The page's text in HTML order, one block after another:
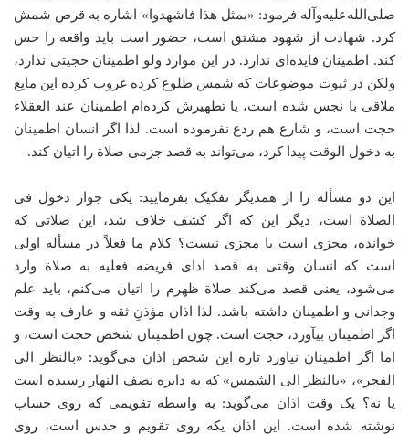
صلی‌الله‌علیه‌وآله فرمود: «بمثل هذا فاشهدوا» اشاره به قرص شمش
کرد. شهادت از شهود مشتق است، حضور است باید واقعه را حس
کند. اطمینان فایده‌ای ندارد. در این موارد ولو اطمینان حجیتی ندارد،
ولکن در ثبوت موضوعات که شمس طلوع کرده غروب کرده این مایع
ملاقی با نجس شده است، یا تطهیرش کرده‌ام اطمینان عند العقلاء
حجت است، و شارع هم ردع نفرموده است. لذا اگر انسان اطمینان
به دخول الوقت پیدا کرد، می‌تواند به قصد جزمی صلاة را اتیان کند.
این دو مسأله را از همدیگر تفکیک بفرمایید: یکی جواز دخول فی
الصلاة است، دیگر این که اگر کشف خلاف شد، این صلاتی که
خوانده، مجزی است یا مجزی نیست؟ کلام ما فعلاً در مسأله اولی
است که انسان وقتی به قصد ادای فریضه فعلیه به صلاة وارد
می‌شود، یعنی قصد می‌کند صلاة ظهرم را اتیان می‌کنم، باید علم
وجدانی و اطمینان داشته باشد. لذا اذان مؤذنِ ثقه و عارف به وقت
اگر اطمینان بیآورد، حجت است. چون اطمینان شخص حجت است، و
اما اگر اطمینان نیاورد تاره این شخص اذان می‌گوید: «بالنظر الی
الفجر»، «بالنظر الی الشمس» که به دایره نصف النهار رسیده است
یا نه؟ یک وقت اذان می‌گوید: به واسطه تقویمی که روی حساب
نوشته شده است. این اذان یکه روی تقویم و حدس است، روی